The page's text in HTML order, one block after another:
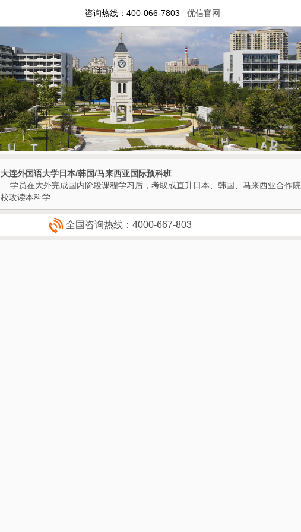
咨询热线：400-066-7803 优信官网
大连外国语大学日本/韩国/马来西亚国际预科班
学员在大外完成国内阶段课程学习后，考取或直升日本、韩国、马来西亚合作院
校攻读本科学…
全国咨询热线：4000-667-803